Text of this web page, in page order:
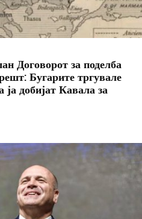
Договорот за поделба
Бугарите тргувале
добијат Кавала за